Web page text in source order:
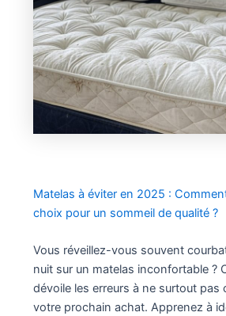
Matelas à éviter en 2025 :
choix pour un sommeil de qualité ?
Vous réveillez-vous souvent
nuit sur un matelas inconfortable ?
dévoile les erreurs à ne surtout pas
votre prochain achat. Apprenez à